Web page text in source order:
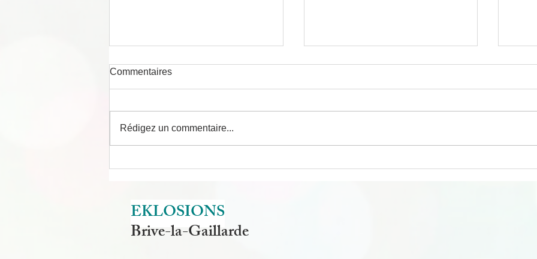
La Kinésiologie et l'hiver
Commentaires
Rédigez un commentaire...
EKLOSIONS
Brive-la-Gaillarde